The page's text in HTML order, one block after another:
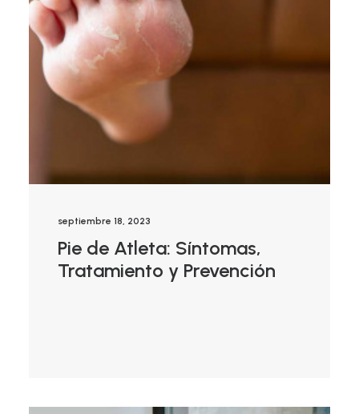
septiembre 18, 2023
Pie de Atleta: Síntomas,
Tratamiento y Prevención